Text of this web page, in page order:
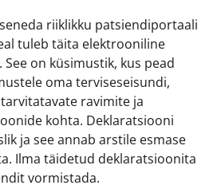
riiklikku patsiendiportaali
tuleb täita elektrooniline
on küsimustik, kus pead
oma terviseseisundi,
ravimite ja
kohta. Deklaratsiooni
ja see annab arstile esmase
Ilma täidetud deklaratsioonita
vormistada.